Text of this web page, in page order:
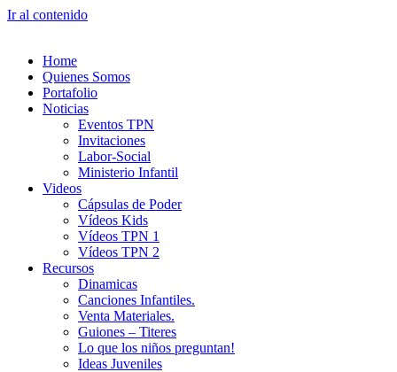
Ir al contenido
Home
Quienes Somos
Portafolio
Noticias
Eventos TPN
Invitaciones
Labor-Social
Ministerio Infantil
Videos
Cápsulas de Poder
Vídeos Kids
Vídeos TPN 1
Vídeos TPN 2
Recursos
Dinamicas
Canciones Infantiles.
Venta Materiales.
Guiones – Titeres
Lo que los niños preguntan!
Ideas Juveniles